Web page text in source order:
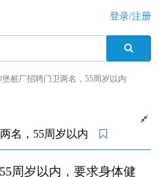
登录/注册
堡桩厂招聘门卫两名，55周岁以内
两名，55周岁以内
周岁以内，要求身体健